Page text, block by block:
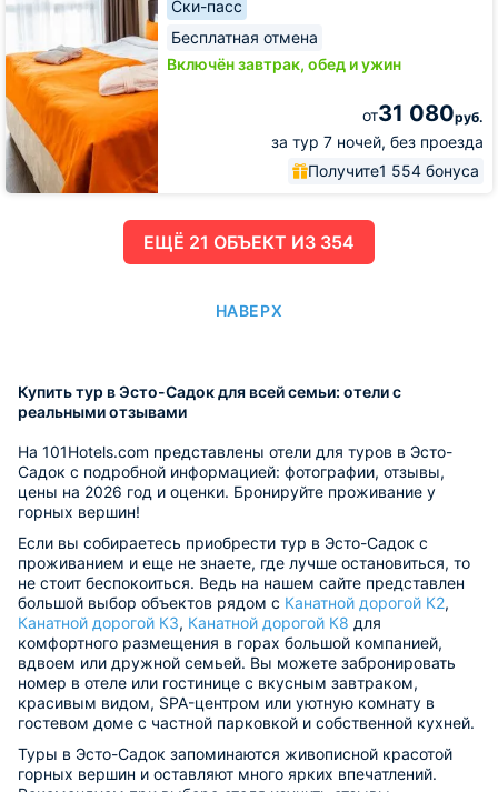
Ски-пасс
Бесплатная отмена
Включён завтрак, обед и ужин
от31 080руб.
за тур 7 ночей, без проезда
Получите1 554 бонуса
ЕЩË 21 ОБЪЕКТ ИЗ 354
НАВЕРХ
Купить тур в Эсто-Садок для всей семьи: отели с
реальными отзывами
На 101Hotels.com представлены отели для туров в Эсто-
Садок с подробной информацией: фотографии, отзывы,
цены на 2026 год и оценки. Бронируйте проживание у
горных вершин!
Если вы собираетесь приобрести тур в Эсто-Садок с
проживанием и еще не знаете, где лучше остановиться, то
не стоит беспокоиться. Ведь на нашем сайте представлен
большой выбор объектов рядом с Канатной дорогой К2,
Канатной дорогой К3, Канатной дорогой К8 для
комфортного размещения в горах большой компанией,
вдвоем или дружной семьей. Вы можете забронировать
номер в отеле или гостинице с вкусным завтраком,
красивым видом, SPA-центром или уютную комнату в
гостевом доме с частной парковкой и собственной кухней.
Туры в Эсто-Садок запоминаются живописной красотой
горных вершин и оставляют много ярких впечатлений.